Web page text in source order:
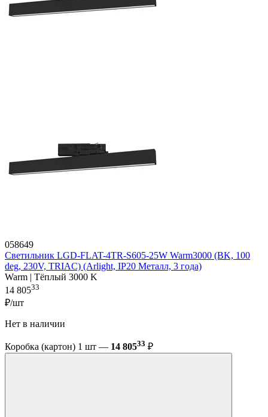
058649
Светильник LGD-FLAT-4TR-S605-25W Warm3000 (BK, 100
deg, 230V, TRIAC) (Arlight, IP20 Металл, 3 года)
Warm | Тёплый 3000 K
14 80533
₽/шт
Нет в наличии
Коробка (картон) 1 шт — 14 80533 ₽